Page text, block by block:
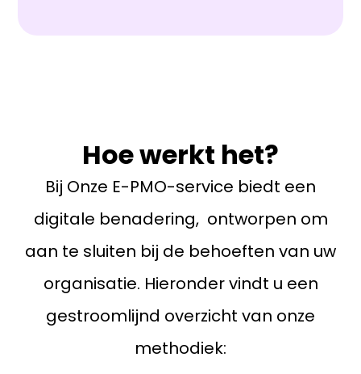
Hoe werkt het?
Bij Onze E-PMO-service biedt een
digitale benadering, ontworpen om
aan te sluiten bij de behoeften van uw
organisatie. Hieronder vindt u een
gestroomlijnd overzicht van onze
methodiek: